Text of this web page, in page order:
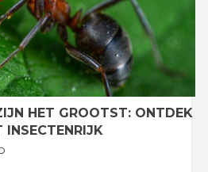
HET GROOTST: ONTDEK
INSECTENRIJK